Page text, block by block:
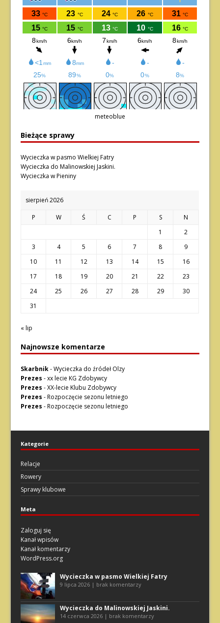
meteoblue
Bieżące sprawy
Wycieczka w pasmo Wielkiej Fatry
Wycieczka do Malinowskiej Jaskini.
Wycieczka w Pieniny
sierpień 2026
P W Ś C P S
N
1
2
3
4 5 6 7 8
9
10
11 12 13 14 15
16
17
18 19 20 21 22
23
24
25 26 27 28 29
30
31
« lip
Najnowsze komentarze
Skarbnik-Wycieczka do źródeł Olzy
Prezes -xx lecie KG Zdobywcy
Prezes -XX-lecie Klubu Zdobywcy
Prezes -Rozpoczęcie sezonu letniego
Prezes -Rozpoczęcie sezonu letniego
Kategorie
Relacje
Rowery
Sprawy klubowe
Meta
Zaloguj się
Kanał wpisów
Kanał komentarzy
WordPress.org
Wycieczka w pasmo Wielkiej Fatry
9 lipca 2026 | brak komentarzy
Wycieczka do Malinowskiej Jaskini.
14 czerwca 2026 | brak komentarzy